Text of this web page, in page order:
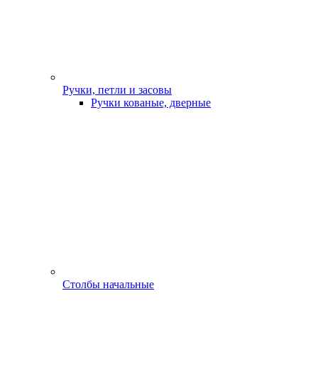
Ручки, петли и засовы
Ручки кованые, дверные
Столбы начальные